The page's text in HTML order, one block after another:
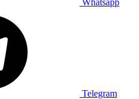
Telegram